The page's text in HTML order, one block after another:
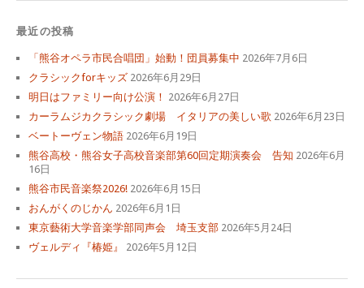
最近の投稿
「熊谷オペラ市民合唱団」始動！団員募集中 2026年7月6日
クラシックforキッズ 2026年6月29日
明日はファミリー向け公演！ 2026年6月27日
カーラムジカクラシック劇場 イタリアの美しい歌 2026年6月23日
ベートーヴェン物語 2026年6月19日
熊谷高校・熊谷女子高校音楽部第60回定期演奏会 告知 2026年6月
16日
熊谷市民音楽祭2026! 2026年6月15日
おんがくのじかん 2026年6月1日
東京藝術大学音楽学部同声会 埼玉支部 2026年5月24日
ヴェルディ『椿姫』
2026年5月12日